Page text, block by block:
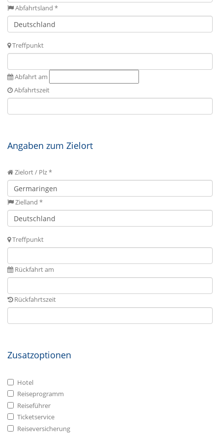
Abfahrtsland *
Treffpunkt
Abfahrt am
Abfahrtszeit
Angaben zum Zielort
Zielort / Plz *
Zielland *
Treffpunkt
Rückfahrt am
Rückfahrtszeit
Zusatzoptionen
Hotel
Reiseprogramm
Reiseführer
Ticketservice
Reiseversicherung